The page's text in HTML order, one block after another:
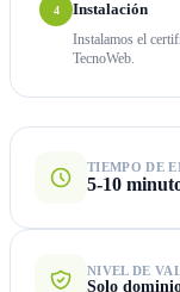
4
Instalación
Instalamos el
TecnoWeb.
TIEMPO DE
5-10
NIVEL DE
Solo